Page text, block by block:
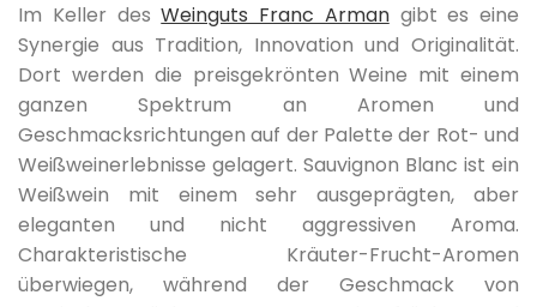
Im Keller desWeinguts Franc Armangibt es eine
Synergie aus Tradition, Innovation und Originalität.
Dort werden die preisgekrönten Weine mit einem
ganzen Spektrum an Aromen und
Geschmacksrichtungen auf der Palette der Rot- und
Weißweinerlebnisse gelagert. Sauvignon Blanc ist ein
Weißwein mit einem sehr ausgeprägten, aber
eleganten und nicht aggressiven Aroma.
Charakteristische Kräuter-Frucht-Aromen
überwiegen, während der Geschmack von